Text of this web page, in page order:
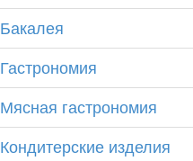
Бакалея
Гастрономия
Мясная гастрономия
Кондитерские изделия